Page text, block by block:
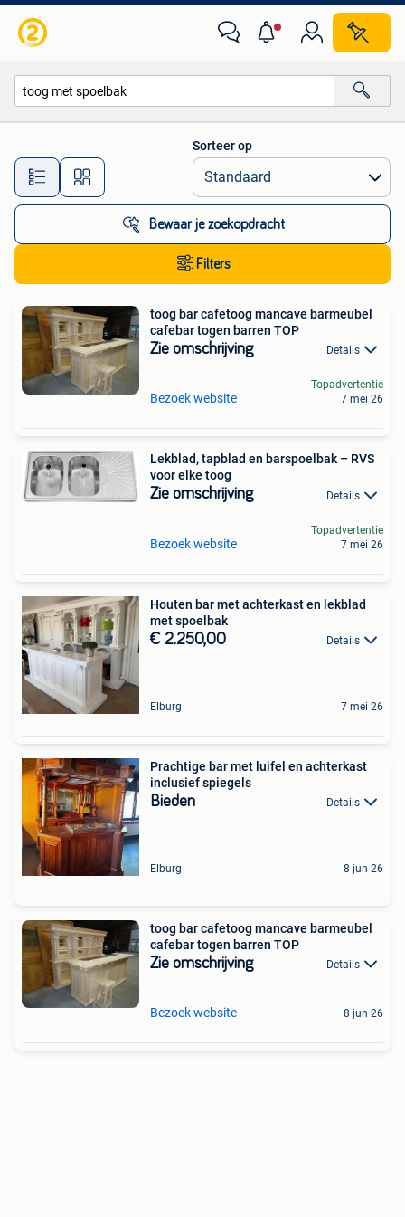
Alle afstanden…
Sorteer op
Bewaar je zoekopdracht
Filters
toog bar cafetoog mancave barmeubel
cafebar togen barren TOP
Zie omschrijving Details
Bezoek website
Topadvertentie
7 mei 26
Lekblad, tapblad en barspoelbak – RVS
voor elke toog
Zie omschrijving Details
Bezoek website
Topadvertentie
7 mei 26
Houten bar met achterkast en lekblad
met spoelbak
€ 2.250,00 Details
Elburg 7 mei 26
Prachtige bar met luifel en achterkast
inclusief spiegels
Bieden Details
Elburg 8 jun 26
toog bar cafetoog mancave barmeubel
cafebar togen barren TOP
Zie omschrijving Details
Bezoek website 8 jun 26